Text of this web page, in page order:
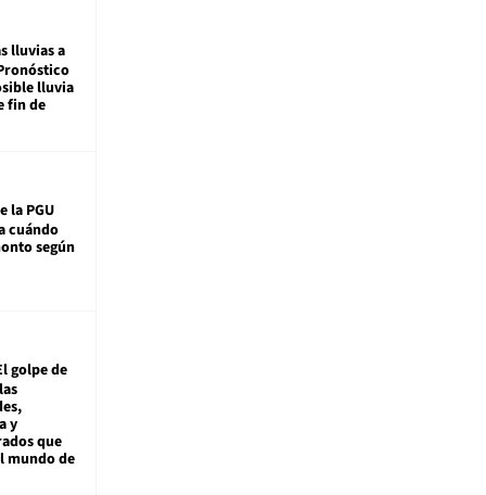
lluvias a
lluvia
fin de
la PGU
cuándo
según
golpe de
y
que
mundo de